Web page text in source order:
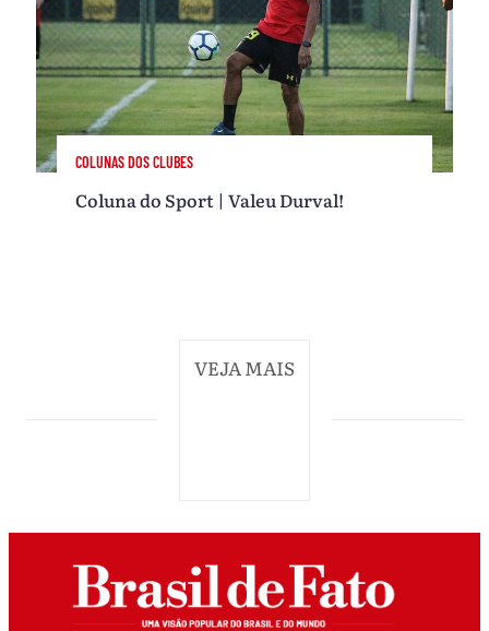
COLUNAS DOS CLUBES
Coluna do Sport | Valeu Durval!
VEJA MAIS